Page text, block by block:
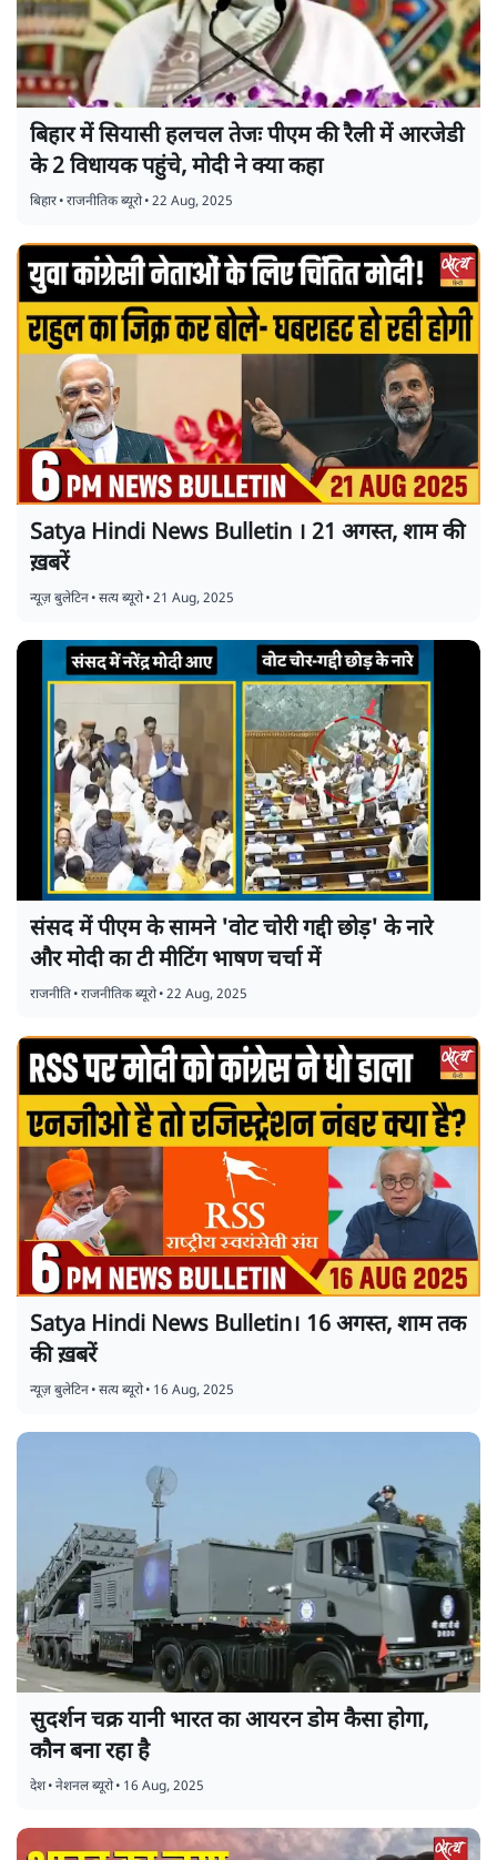
बिहार में सियासी हलचल तेजः पीएम की रैली में आरजेडी
के 2 विधायक पहुंचे, मोदी ने क्या कहा
बिहार•राजनीतिक ब्यूरो•22 Aug, 2025
Satya Hindi News Bulletin । 21 अगस्त, शाम की
ख़बरें
न्यूज़ बुलेटिन•सत्य ब्यूरो•21 Aug, 2025
संसद में पीएम के सामने 'वोट चोरी गद्दी छोड़' के नारे
और मोदी का टी मीटिंग भाषण चर्चा में
राजनीति•राजनीतिक ब्यूरो•22 Aug, 2025
Satya Hindi News Bulletin। 16 अगस्त, शाम तक
की ख़बरें
न्यूज़ बुलेटिन•सत्य ब्यूरो• 16 Aug, 2025
सुदर्शन चक्र यानी भारत का आयरन डोम कैसा होगा,
कौन बना रहा है
देश•नेशनल ब्यूरो• 16 Aug, 2025